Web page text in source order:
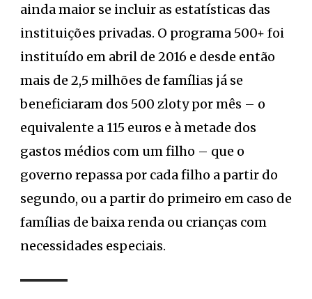
ainda maior se incluir as estatísticas das
instituições privadas. O programa 500+ foi
instituído em abril de 2016 e desde então
mais de 2,5 milhões de famílias já se
beneficiaram dos 500 zloty por mês – o
equivalente a 115 euros e à metade dos
gastos médios com um filho – que o
governo repassa por cada filho a partir do
segundo, ou a partir do primeiro em caso de
famílias de baixa renda ou crianças com
necessidades especiais.